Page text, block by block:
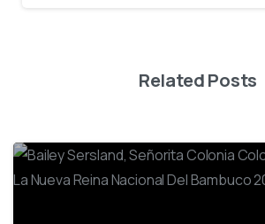
Related Posts